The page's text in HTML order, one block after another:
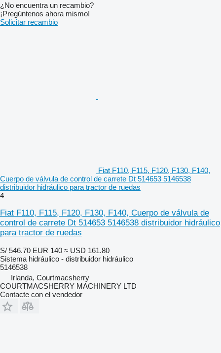
¿No encuentra un recambio?
¡Pregúntenos ahora mismo!
Solicitar recambio
Fiat F110, F115, F120, F130, F140,
Cuerpo de válvula de control de carrete Dt 514653 5146538
distribuidor hidráulico para tractor de ruedas
4
Fiat F110, F115, F120, F130, F140, Cuerpo de válvula de
control de carrete Dt 514653 5146538 distribuidor hidráulico
para tractor de ruedas
S/ 546.70 EUR 140 ≈ USD 161.80
Sistema hidráulico - distribuidor hidráulico
5146538
Irlanda, Courtmacsherry
COURTMACSHERRY MACHINERY LTD
Contacte con el vendedor